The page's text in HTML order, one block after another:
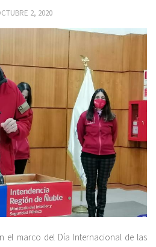
2, 2020
el marco del Día Internacional de las